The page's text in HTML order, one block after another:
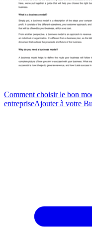
Comment choisir le bon
entrepriseAjouter à votre